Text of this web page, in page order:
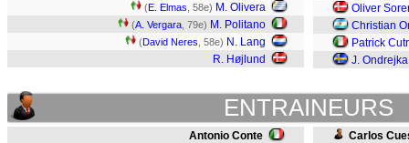
(E. Elmas , 58e) M. Olivera
(A. Vergara , 79e) M. Politano
(David Neres , 58e) N. Lang
R. Højlund
Oliver
Christian
Patrick
J. Ondrejka
ENTRAINEURS
Antonio Conte Carlos